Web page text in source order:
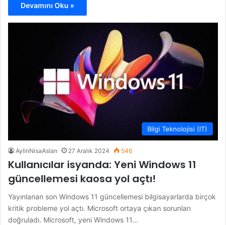
Devamını Oku »
Bilgi Teknolojisi (IT)
AylinNisaAslan 27 Aralık 2024 546
Kullanıcılar isyanda: Yeni Windows 11
güncellemesi kaosa yol açtı!
Yayınlanan son Windows 11 güncellemesi bilgisayarlarda birçok
kritik probleme yol açtı. Microsoft ortaya çıkan sorunları
doğruladı. Microsoft, yeni Windows 11…